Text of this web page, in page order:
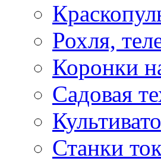
Рохля,
Коронки
Садовая
Станки